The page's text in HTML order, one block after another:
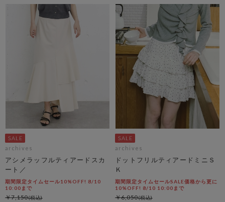
archives
アシメラッフルティアードスカ
ート／
期間限定タイムセール10%OFF! 8/10
10:00まで
￥7,150
archives
ドットフリルティアードミニＳ
Ｋ
期間限定タイムセールSALE価格から更に
10%OFF! 8/10 10:00まで
￥6,050